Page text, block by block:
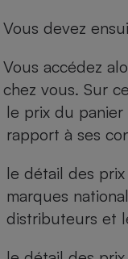
Vous devez
Vous accédez
chez vous. Sur
le prix du
rapport à ses
le détail des
marques
distributeurs et